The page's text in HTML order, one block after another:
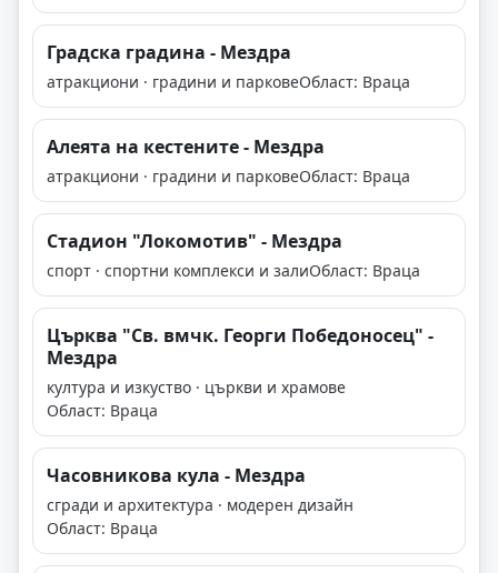
Градска градина - Мездра
атракциони · градини и парковеОбласт: Враца
Алеята на кестените - Мездра
атракциони · градини и парковеОбласт: Враца
Стадион "Локомотив" - Мездра
спорт · спортни комплекси и залиОбласт: Враца
Църква "Св. вмчк. Георги Победоносец" -
Мездра
култура и изкуство · църкви и храмове
Област: Враца
Часовникова кула - Мездра
сгради и архитектура · модерен дизайн
Област: Враца